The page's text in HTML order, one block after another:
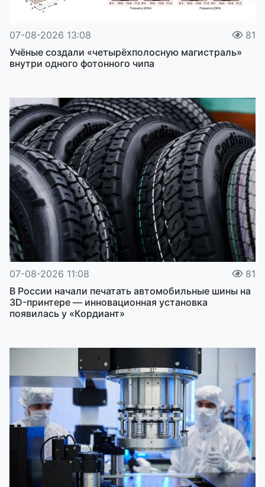
07-08-2026 13:08
81
Учёные создали «четырёхполосную магистраль»
внутри одного фотонного чипа
07-08-2026 11:08
81
В России начали печатать автомобильные шины на
3D-принтере — инновационная установка
появилась у «Кордиант»